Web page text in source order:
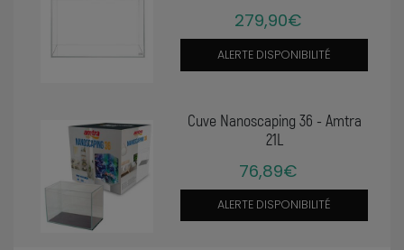
279,90€
ALERTE DISPONIBILITÉ
Cuve Nanoscaping 36 - Amtra
21L
76,89€
ALERTE DISPONIBILITÉ